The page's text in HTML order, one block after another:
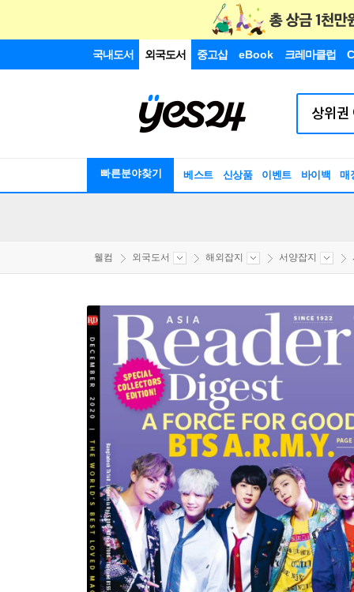
국내도서 외국도서 중고샵 eBook 크레마클럽
빠른분야찾기 베스트 신상품 이벤트 바이백 매
웰컴 외국도서 해외잡지 서양잡지